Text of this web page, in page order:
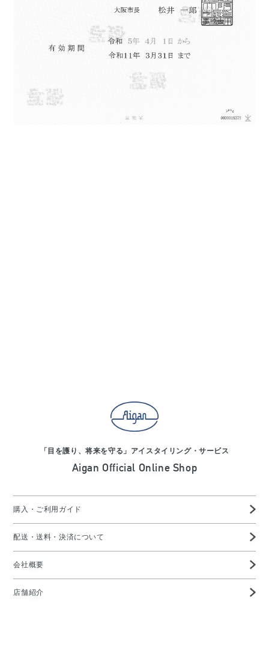
「目を護り、将来を守る」アイスタイリング・サービス
Aigan Official Online Shop
購入・ご利用ガイド
配送・送料・決済について
会社概要
店舗紹介